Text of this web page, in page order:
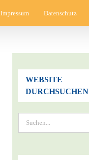
Impressum Datenschutz
WEBSITE
DURCHSUCHEN
Suche
nach: